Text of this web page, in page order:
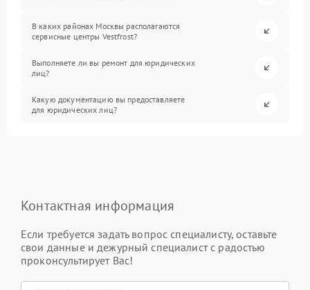
В каких районах Москвы располагаются
сервисные центры Vestfrost?
Выполняете ли вы ремонт для юридических
лиц?
Какую документацию вы предоставляете
для юридических лиц?
Контактная информация
Если требуется задать вопрос специалисту, оставьте
свои данные и дежурный специалист с радостью
проконсультирует Вас!